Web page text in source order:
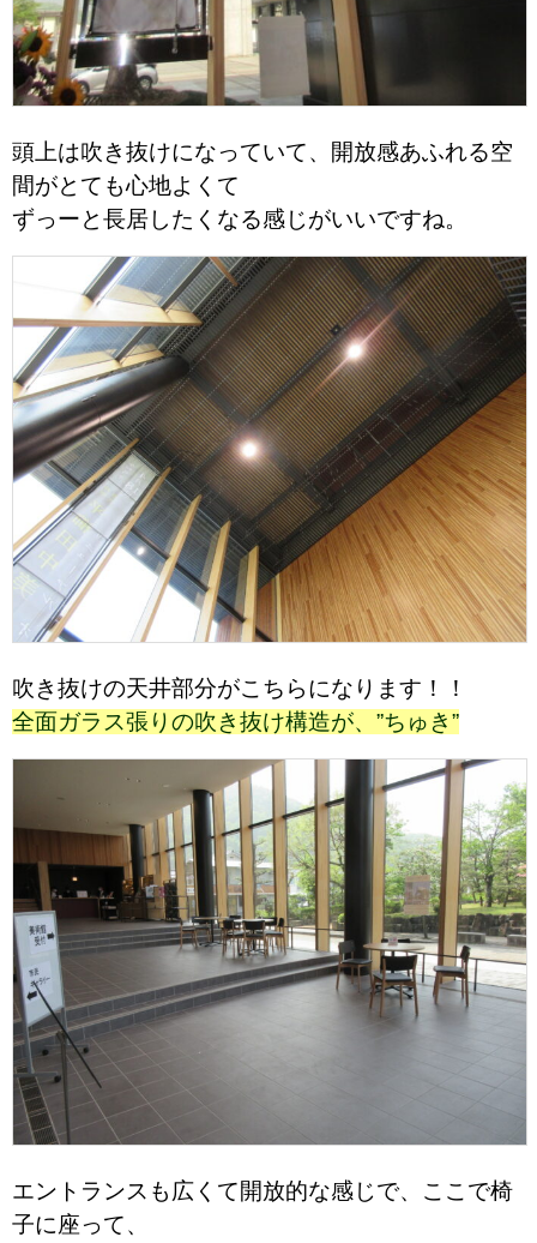
頭上は吹き抜けになっていて、開放感あふれる空
間がとても心地よくて
ずっーと長居したくなる感じがいいですね。
吹き抜けの天井部分がこちらになります！！
全面ガラス張りの吹き抜け構造が、”ちゅき”
エントランスも広くて開放的な感じで、ここで椅
子に座って、